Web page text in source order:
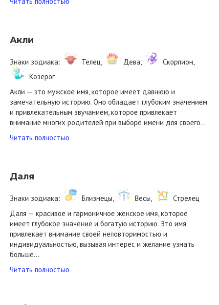
Акли
Знаки зодиака: Телец, Дева,
Скорпион,
Козерог
Акли — это мужское имя, которое имеет давнюю и
замечательную историю. Оно обладает глубоким значением
и привлекательным звучанием, которое привлекает
внимание многих родителей при выборе имени для своего…
Читать полностью
Даля
Знаки зодиака: Близнецы, Весы,
Стрелец
Даля — красивое и гармоничное женское имя, которое
имеет глубокое значение и богатую историю. Это имя
привлекает внимание своей неповторимостью и
индивидуальностью, вызывая интерес и желание узнать
больше…
Читать полностью